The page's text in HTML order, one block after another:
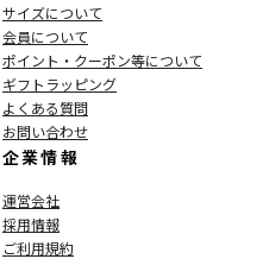
サイズについて
会員について
ポイント・クーポン等について
ギフトラッピング
よくある質問
お問い合わせ
企業情報
運営会社
採用情報
ご利用規約